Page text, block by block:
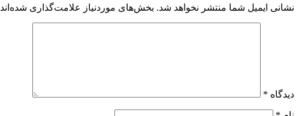
نشانی ایمیل شما منتشر نخواهد شد. بخش‌های موردنیاز علامت‌گذاری شده‌اند
دیدگاه *